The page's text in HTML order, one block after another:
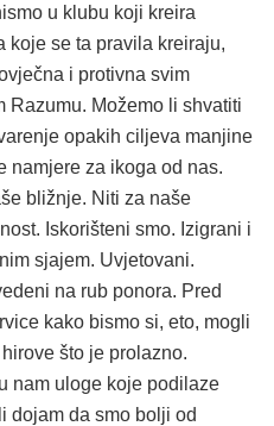
u klubu koji kreira
koje se ta pravila kreiraju,
i protivna svim
Razumu. Možemo li shvatiti
opakih ciljeva manjine
namjere za ikoga od nas.
bližnje. Niti za naše
Iskorišteni smo. Izigrani i
sjajem. Uvjetovani.
na rub ponora. Pred
kako bismo si, eto, mogli
što je prolazno.
nam uloge koje podilaze
dojam da smo bolji od